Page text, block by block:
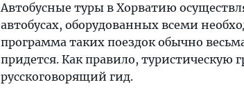
Автобусные туры в Хорватию
автобусах, оборудованных всеми
программа таких поездок обычно
придется. Как правило, туристическую
русскоговорящий гид.